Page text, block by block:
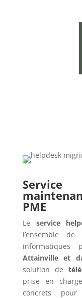
PME
Le service
l’ensemble
informatiques
Attainville et
solution de
prise en
concrets